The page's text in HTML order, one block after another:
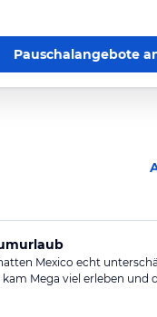
Pauschalangebote
Mexico echt
Mega viel erleben und